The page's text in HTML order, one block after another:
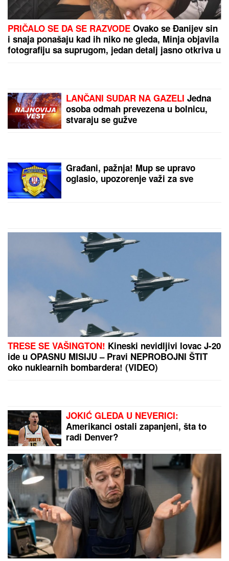
Hitno uključivanje Mustafe Durdžića u emisiju,
Inspekcija ZATVORILA objekat
Vladimira Tomovića u Crnoj Gori, on
sad otkrio šta se dešava: "Neki se
slade, neću im zaboraviti"
NAŠ GLUMAC (65) OŽENIO 32
GODINE MLAĐU KOLEGINICU
a sada pokazala čime se bavi pored
glume